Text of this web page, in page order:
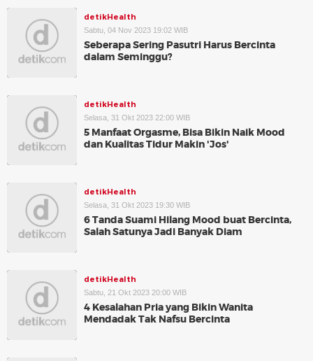
detikHealth
Sabtu, 04 Nov 2023 19:02 WIB
Seberapa Sering Pasutri Harus Bercinta
dalam Seminggu?
detikHealth
Selasa, 31 Okt 2023 22:00 WIB
5 Manfaat Orgasme, Bisa Bikin Naik Mood
dan Kualitas Tidur Makin 'Jos'
detikHealth
Selasa, 31 Okt 2023 19:30 WIB
6 Tanda Suami Hilang Mood buat Bercinta,
Salah Satunya Jadi Banyak Diam
detikHealth
Sabtu, 21 Okt 2023 20:00 WIB
4 Kesalahan Pria yang Bikin Wanita
Mendadak Tak Nafsu Bercinta